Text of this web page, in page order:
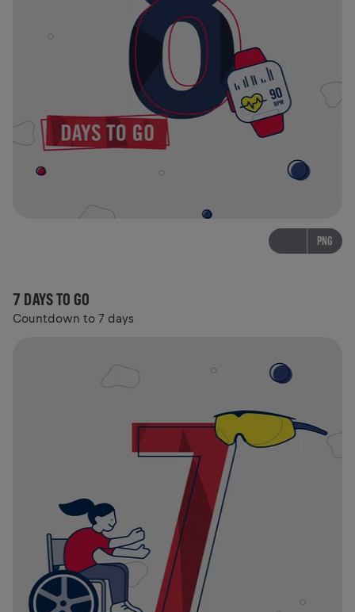
PNG
7 DAYS TO GO
Countdown to 7 days